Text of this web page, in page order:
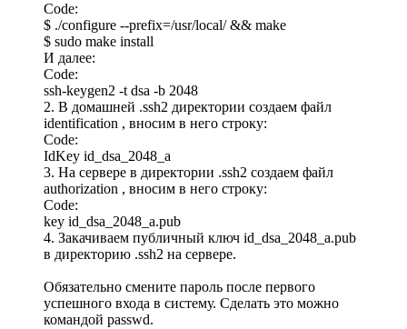
Code:
$ ./configure --prefix=/usr/local/ && make
$ sudo make install
И далее:
Code:
ssh-keygen2 -t dsa -b 2048
2. В домашней .ssh2 директории создаем файл
identification , вносим в него строку:
Code:
IdKey id_dsa_2048_a
3. На серверe в директории .ssh2 создаем файл
authorization , вносим в него строку:
Code:
key id_dsa_2048_a.pub
4. Закачиваем публичный ключ id_dsa_2048_a.pub
в директорию .ssh2 на сервере.
Обязательно смените пароль после первого
успешного входа в систему. Сделать это можно
командой passwd.